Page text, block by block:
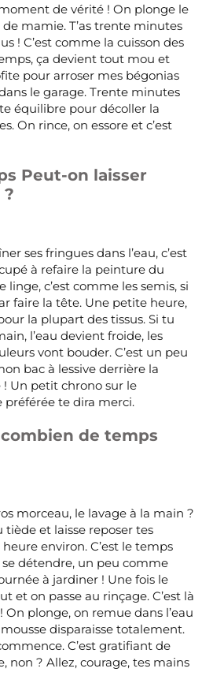
de vérité ! On plonge le
mamie. T’as trente minutes
! C’est comme la cuisson des
ça devient tout mou et
pour arroser mes bégonias
le garage. Trente minutes
équilibre pour décoller la
On rince, on essore et c’est
Peut-on laisser
ses fringues dans l’eau, c’est
à refaire la peinture du
c’est comme les semis, si
faire la tête. Une petite heure,
la plupart des tissus. Si tu
l’eau devient froide, les
vont bouder. C’est un peu
bac à lessive derrière la
Un petit chrono sur le
te dira merci.
de temps
morceau, le lavage à la main ?
tiède et laisse reposer tes
environ. C’est le temps
détendre, un peu comme
à jardiner ! Une fois le
et on passe au rinçage. C’est là
plonge, on remue dans l’eau
disparaisse totalement.
C’est gratifiant de
non ? Allez, courage, tes mains